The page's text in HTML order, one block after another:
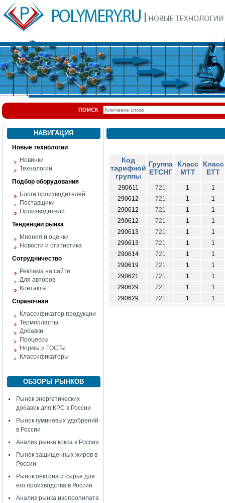
ПОИСК
НАВИГАЦИЯ
Новые технологии
Новинки
Технологии
Подбор оборудования
Блоги производителей
Поставщики
Производители
Тенденции рынка
Мнения и оценки
Новости и статистика
Сотрудничество
Реклама на сайте
Для авторов
Контакты
Справочная
Классификатор продукции
Термопласты
Добавки
Процессы
Нормы и ГОСТы
Классификаторы
ОБЗОРЫ РЫНКОВ
Рынок энергетических
добавок для КРС в России
Рынок гуминовых удобрений
в России
Анализ рынка кокса в России
Рынок защищенных жиров в
России
Рынок пектина и сырья для
его производства в России
Анализ рынка изопропилата
Код
тарифной
группы
Группа
ЕТСНГ
Класс
МТТ
Класс
ЕТТ
290611 721 1
1
290612
721 1
1
290612
721 1
1
290612
721 1
1
290613
721 1
1
290613
721 1
1
290614
721 1
1
290619
721 1
1
290621
721 1
1
290629
721 1
1
290629
721 1 1